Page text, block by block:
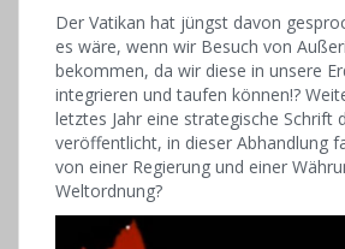
Der Vatikan hat jüngst davon
es wäre, wenn wir Besuch von
bekommen, da wir diese in unsere
integrieren und taufen können!?
letztes Jahr eine strategische Schrift
veröffentlicht, in dieser Abhandlung
von einer Regierung und einer
Weltordnung?